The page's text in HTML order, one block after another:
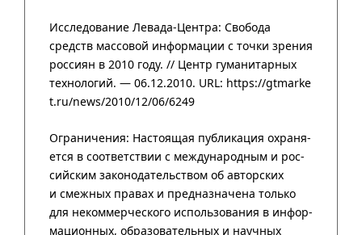
Исследование Левада-Центра: Свобода
средств массовой информации с точки зрения
россиян в 2010 году. // Центр гума­нитар­ных
техно­логий. — 06.12.2010. URL: https://gtmarke
t.ru/news/2010/12/06/6249